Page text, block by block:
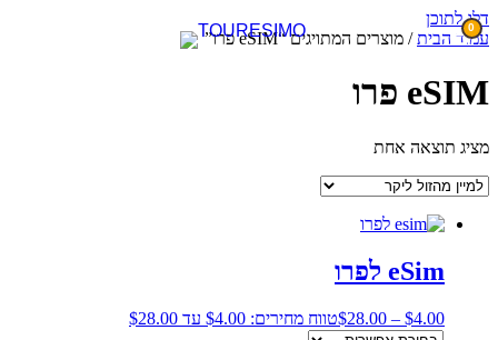
דלג לתוכן
0
עמוד הבית/ מוצרים המתויגים “eSIM פרו”
eSIM פרו
מציג תוצאה אחת
eSim לפרו
$4.00
–
$28.00 טווח מחירים: ⁦$4.00⁩ עד ⁦$28.00⁩